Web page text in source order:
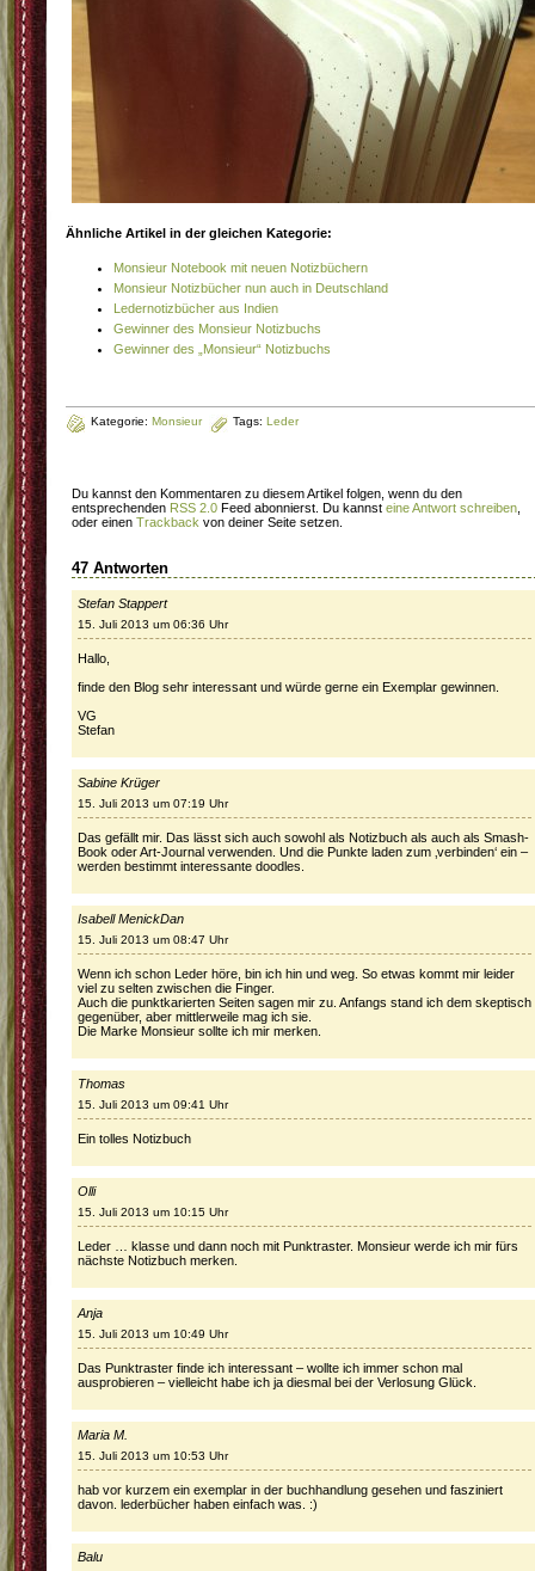
Ähnliche Artikel in der gleichen Kategorie:
Monsieur Notebook mit neuen Notizbüchern
Monsieur Notizbücher nun auch in Deutschland
Ledernotizbücher aus Indien
Gewinner des Monsieur Notizbuchs
Gewinner des „Monsieur“ Notizbuchs
Kategorie: Monsieur Tags: Leder
Du kannst den Kommentaren zu diesem Artikel folgen, wenn du den
entsprechenden RSS 2.0 Feed abonnierst. Du kannst eine Antwort schreiben
oder einen Trackback von deiner Seite setzen.
47 Antworten
Stefan Stappert
15. Juli 2013 um 06:36 Uhr
Hallo,
finde den Blog sehr interessant und würde gerne ein Exemplar gewinnen.
VG
Stefan
Sabine Krüger
15. Juli 2013 um 07:19 Uhr
Das gefällt mir. Das lässt sich auch sowohl als Notizbuch als auch als Smash-
Book oder Art-Journal verwenden. Und die Punkte laden zum ‚verbinden‘ ein –
werden bestimmt interessante doodles.
Isabell MenickDan
15. Juli 2013 um 08:47 Uhr
Wenn ich schon Leder höre, bin ich hin und weg. So etwas kommt mir leider
viel zu selten zwischen die Finger.
Auch die punktkarierten Seiten sagen mir zu. Anfangs stand ich dem skeptisch
gegenüber, aber mittlerweile mag ich sie.
Die Marke Monsieur sollte ich mir merken.
Thomas
15. Juli 2013 um 09:41 Uhr
Ein tolles Notizbuch
Olli
15. Juli 2013 um 10:15 Uhr
Leder … klasse und dann noch mit Punktraster. Monsieur werde ich mir fürs
nächste Notizbuch merken.
Anja
15. Juli 2013 um 10:49 Uhr
Das Punktraster finde ich interessant – wollte ich immer schon mal
ausprobieren – vielleicht habe ich ja diesmal bei der Verlosung Glück.
Maria M.
15. Juli 2013 um 10:53 Uhr
hab vor kurzem ein exemplar in der buchhandlung gesehen und fasziniert
davon. lederbücher haben einfach was. :)
Balu